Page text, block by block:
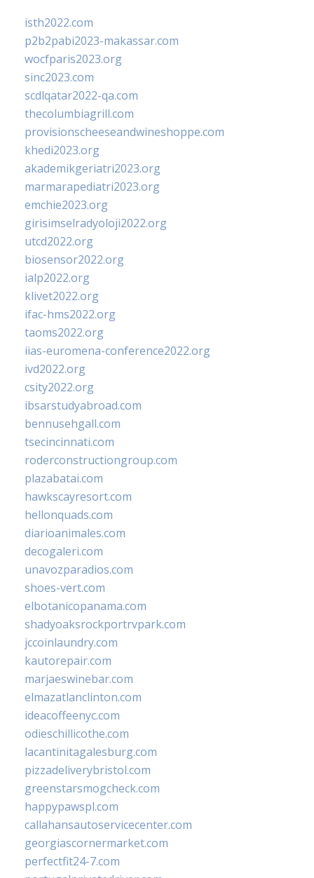
isth2022.com
p2b2pabi2023-makassar.com
wocfparis2023.org
sinc2023.com
scdlqatar2022-qa.com
thecolumbiagrill.com
provisionscheeseandwineshoppe.com
khedi2023.org
akademikgeriatri2023.org
marmarapediatri2023.org
emchie2023.org
girisimselradyoloji2022.org
utcd2022.org
biosensor2022.org
ialp2022.org
klivet2022.org
ifac-hms2022.org
taoms2022.org
iias-euromena-conference2022.org
ivd2022.org
csity2022.org
ibsarstudyabroad.com
bennusehgall.com
tsecincinnati.com
roderconstructiongroup.com
plazabatai.com
hawkscayresort.com
hellonquads.com
diarioanimales.com
decogaleri.com
unavozparadios.com
shoes-vert.com
elbotanicopanama.com
shadyoaksrockportrvpark.com
jccoinlaundry.com
kautorepair.com
marjaeswinebar.com
elmazatlanclinton.com
ideacoffeenyc.com
odieschillicothe.com
lacantinitagalesburg.com
pizzadeliverybristol.com
greenstarsmogcheck.com
happypawspl.com
callahansautoservicecenter.com
georgiascornermarket.com
perfectfit24-7.com